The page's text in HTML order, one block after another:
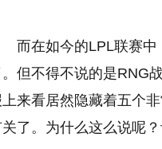
而在如今的LPL联赛
。但不得不说的是RNG
来看居然隐藏着五个
了。为什么这么说呢